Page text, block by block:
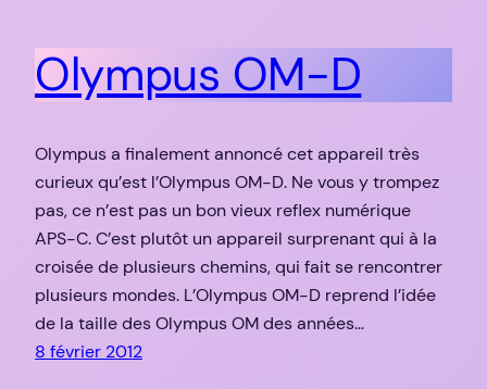
Olympus OM-D
Olympus a finalement annoncé cet appareil très
curieux qu’est l’Olympus OM-D. Ne vous y trompez
pas, ce n’est pas un bon vieux reflex numérique
APS-C. C’est plutôt un appareil surprenant qui à la
croisée de plusieurs chemins, qui fait se rencontrer
plusieurs mondes. L’Olympus OM-D reprend l’idée
de la taille des Olympus OM des années…
8 février 2012